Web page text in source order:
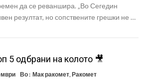
да се реваншира. „Во Сегедин
резултат, но сопствените грешки не …
5 одбрани на колото 🎥
Во : Мак ракомет,Ракомет